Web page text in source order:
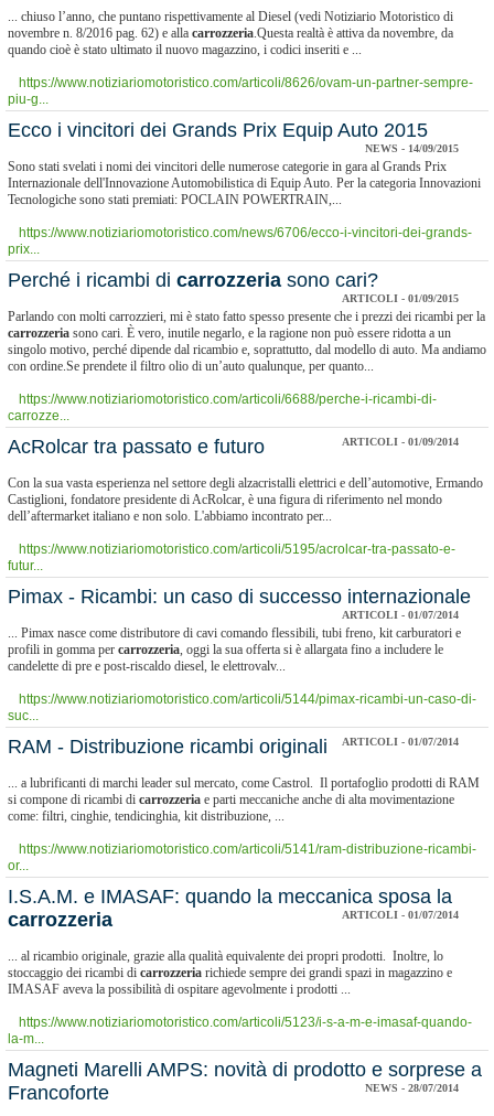
... chiuso l’anno, che puntano rispettivamente al Diesel (vedi Notiziario Motoristico di
novembre n. 8/2016 pag. 62) e alla carrozzeria.Questa realtà è attiva da novembre, da
quando cioè è stato ultimato il nuovo magazzino, i codici inseriti e ...
https://www.notiziariomotoristico.com/articoli/8626/ovam-un-partner-sempre-
piu-g...
Ecco i vincitori dei Grands Prix Equip Auto 2015
NEWS - 14/09/2015
Sono stati svelati i nomi dei vincitori delle numerose categorie in gara al Grands Prix
Internazionale dell'Innovazione Automobilistica di Equip Auto. Per la categoria Innovazioni
Tecnologiche sono stati premiati: POCLAIN POWERTRAIN,...
https://www.notiziariomotoristico.com/news/6706/ecco-i-vincitori-dei-grands-
prix...
Perché i ricambi di carrozzeria sono cari?
ARTICOLI - 01/09/2015
Parlando con molti carrozzieri, mi è stato fatto spesso presente che i prezzi dei ricambi per la
carrozzeria sono cari. È vero, inutile negarlo, e la ragione non può essere ridotta a un
singolo motivo, perché dipende dal ricambio e, soprattutto, dal modello di auto. Ma andiamo
con ordine.Se prendete il filtro olio di un’auto qualunque, per quanto...
https://www.notiziariomotoristico.com/articoli/6688/perche-i-ricambi-di-
carrozze...
AcRolcar tra passato e futuro ARTICOLI - 01/09/2014
Con la sua vasta esperienza nel settore degli alzacristalli elettrici e dell’automotive, Ermando
Castiglioni, fondatore presidente di AcRolcar, è una figura di riferimento nel mondo
dell’aftermarket italiano e non solo. L'abbiamo incontrato per...
https://www.notiziariomotoristico.com/articoli/5195/acrolcar-tra-passato-e-
futur...
Pimax - Ricambi: un caso di successo internazionale
ARTICOLI - 01/07/2014
... Pimax nasce come distributore di cavi comando flessibili, tubi freno, kit carburatori e
profili in gomma per carrozzeria, oggi la sua offerta si è allargata fino a includere le
candelette di pre e post-riscaldo diesel, le elettrovalv...
https://www.notiziariomotoristico.com/articoli/5144/pimax-ricambi-un-caso-di-
suc...
RAM - Distribuzione ricambi originali ARTICOLI - 01/07/2014
... a lubrificanti di marchi leader sul mercato, come Castrol. Il portafoglio prodotti di RAM
si compone di ricambi di carrozzeria e parti meccaniche anche di alta movimentazione
come: filtri, cinghie, tendicinghia, kit distribuzione, ...
https://www.notiziariomotoristico.com/articoli/5141/ram-distribuzione-ricambi-
or...
I.S.A.M. e IMASAF: quando la meccanica sposa la
carrozzeria
ARTICOLI - 01/07/2014
... al ricambio originale, grazie alla qualità equivalente dei propri prodotti. Inoltre, lo
stoccaggio dei ricambi di carrozzeria richiede sempre dei grandi spazi in magazzino e
IMASAF aveva la possibilità di ospitare agevolmente i prodotti ...
https://www.notiziariomotoristico.com/articoli/5123/i-s-a-m-e-imasaf-quando-
la-m...
Magneti Marelli AMPS: novità di prodotto e sorprese a
Francoforte
NEWS - 28/07/2014